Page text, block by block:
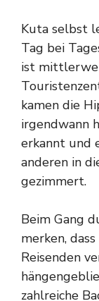
Kuta selbst
Tag bei
ist
kamen die
irgendwann
erkannt und
anderen in
gezimmert.
Beim Gang
merken,
Reisenden
zahlreiche